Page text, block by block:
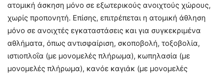
ατομική άσκηση μόνο σε εξωτερικούς ανοιχτούς χώρους,
χωρίς προπονητή. Επίσης, επιτρέπεται η ατομική άθληση
μόνο σε ανοιχτές εγκαταστάσεις και για συγκεκριμένα
αθλήματα, όπως αντισφαίριση, σκοποβολή, τοξοβολία,
ιστιοπλοΐα (με μονομελές πλήρωμα), κωπηλασία (με
μονομελές πλήρωμα), κανόε καγιάκ (με μονομελές